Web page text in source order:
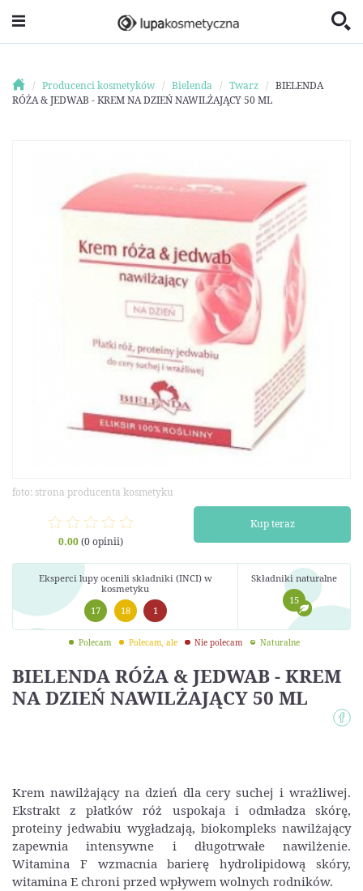
Producenci kosmetyków Bielenda Twarz
BIELENDA
RÓŻA & JEDWAB - KREM NA DZIEŃ NAWILŻAJĄCY 50 ML
BIELENDA RÓŻA & JEDWAB - KREM
NA DZIEŃ NAWILŻAJĄCY 50 ML
foto: strona producenta kosmetyku
0.00(0 opinii)
Kup teraz
Eksperci lupy ocenili składniki (INCI) w
kosmetyku
17
18 1
Składniki naturalne
15
Polecam Polecam, ale Nie polecam Naturalne
Krem nawilżający na dzień dla cery suchej i wrażliwej.
Ekstrakt z płatków róż uspokaja i odmładza skórę,
proteiny jedwabiu wygładzają, biokompleks nawilżający
zapewnia intensywne i długotrwałe nawilżenie.
Witamina F wzmacnia barierę hydrolipidową skóry,
witamina E chroni przed wpływem wolnych rodników.